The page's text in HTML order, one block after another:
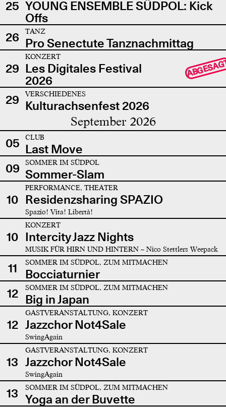
25 YOUNG ENSEMBLE SÜDPOL: Kick
Offs
26
TANZ
Pro Senectute Tanznachmittag
29
KONZERT
Les Digitales Festival
2026
29 VERSCHIEDENES
Kulturachsenfest 2026
September 2026
05 CLUB
Last Move
09
SOMMER IM SÜDPOL
Sommer-Slam
10
PERFORMANCE, THEATER
Residenzsharing SPAZIO
Spazio! Vita! Libertà!
10
KONZERT
Intercity Jazz Nights
MUSIK FÜR HIRN UND HINTERN – Nico Stettlers Weepack
11 SOMMER IM SÜDPOL, ZUM MITMACHEN
Bocciaturnier
12
SOMMER IM SÜDPOL, ZUM MITMACHEN
Big in Japan
12
GASTVERANSTALTUNG, KONZERT
Jazzchor Not4Sale
SwingAgain
13
GASTVERANSTALTUNG, KONZERT
Jazzchor Not4Sale
SwingAgain
13 SOMMER IM SÜDPOL, ZUM MITMACHEN
Yoga an der Buvette